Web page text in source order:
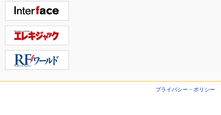
プライバシー・ポリシー